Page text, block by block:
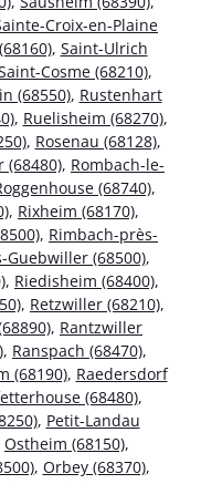
Croix-en-Plaine
, Saint-Ulrich
Cosme (68210),
(68550), Rustenhart
, Ruelisheim (68270),
, Rosenau (68128),
(68480), Rombach-le-
(68740),
, Rixheim (68170),
, Rimbach-près-
Guebwiller (68500),
, Riedisheim (68400),
, Retzwiller (68210),
, Rantzwiller
, Ranspach (68470),
(68190), Raedersdorf
(68480),
, Petit-Landau
Ostheim (68150),
, Orbey (68370),